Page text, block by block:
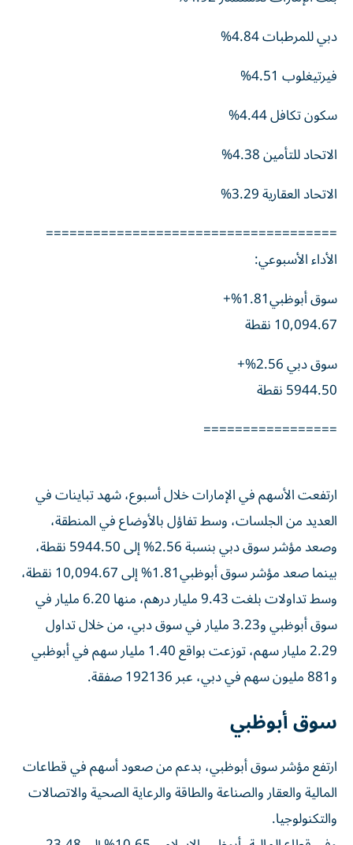
دبي للمرطبات 4.84%
فيرتيغلوب 4.51%
سكون تكافل 4.44%
الاتحاد للتأمين 4.38%
الاتحاد العقارية 3.29%
=====================================
الأداء الأسبوعي:
سوق أبوظبي1.81%+
10,094.67 نقطة
سوق دبي 2.56%+
5944.50 نقطة
=================
ارتفعت الأسهم في الإمارات خلال أسبوع، شهد تباينات في
العديد من الجلسات، وسط تفاؤل بالأوضاع في المنطقة،
وصعد مؤشر سوق دبي بنسبة 2.56% إلى 5944.50 نقطة،
بينما صعد مؤشر سوق أبوظبي1.81% إلى 10,094.67 نقطة،
وسط تداولات بلغت 9.43 مليار درهم، منها 6.20 مليار في
سوق أبوظبي و3.23 مليار في سوق دبي، من خلال تداول
2.29 مليار سهم، توزعت بواقع 1.40 مليار سهم في أبوظبي
و881 مليون سهم في دبي، عبر 192136 صفقة.
سوق أبوظبي
ارتفع مؤشر سوق أبوظبي، بدعم من صعود أسهم في قطاعات
المالية والعقار والصناعة والطاقة والرعاية الصحية والاتصالات
والتكنولوجيا.